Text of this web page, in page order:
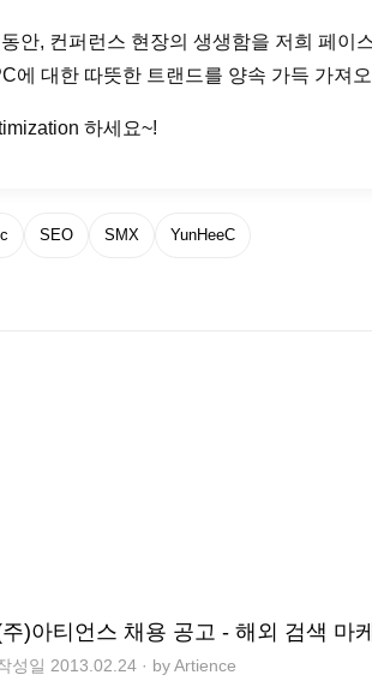
안, 컨퍼런스 현장의 생생함을 저희 페이
에 대한 따뜻한 트랜드를 양속 가득 가져
하세요~!
SEO SMX YunHeeC
성일 2013.02.24 · by Artience